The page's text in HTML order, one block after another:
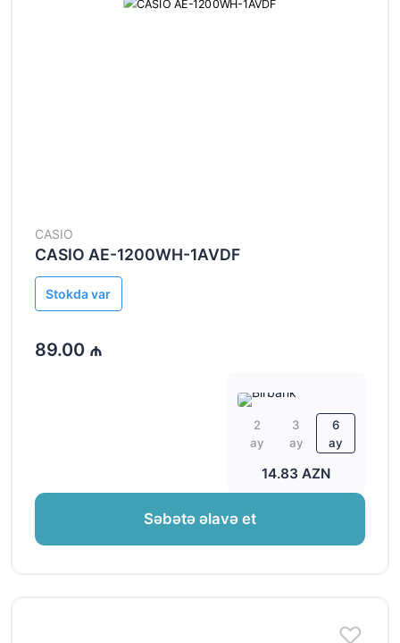
CASIO
CASIO AE-1200WH-1AVDF
Stokda var
89.00 ₼
2
ay
3
ay
6
ay
14.83 AZN
Səbətə əlavə et